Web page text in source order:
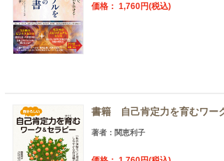
価格： 1,760円(税込)
書籍 自己肯定力を育むワー
著者：関恵利子